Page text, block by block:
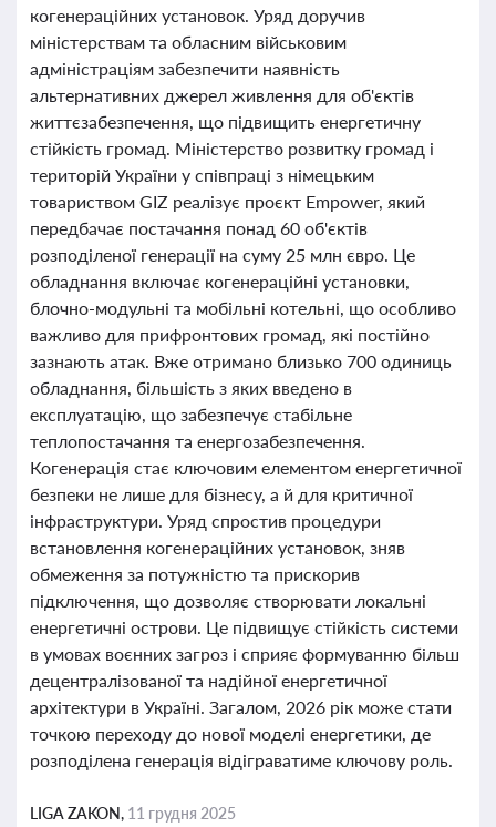
когенераційних установок. Уряд доручив
міністерствам та обласним військовим
адміністраціям забезпечити наявність
альтернативних джерел живлення для об'єктів
життєзабезпечення, що підвищить енергетичну
стійкість громад. Міністерство розвитку громад і
територій України у співпраці з німецьким
товариством GIZ реалізує проєкт Empower, який
передбачає постачання понад 60 об'єктів
розподіленої генерації на суму 25 млн євро. Це
обладнання включає когенераційні установки,
блочно-модульні та мобільні котельні, що особливо
важливо для прифронтових громад, які постійно
зазнають атак. Вже отримано близько 700 одиниць
обладнання, більшість з яких введено в
експлуатацію, що забезпечує стабільне
теплопостачання та енергозабезпечення.
Когенерація стає ключовим елементом енергетичної
безпеки не лише для бізнесу, а й для критичної
інфраструктури. Уряд спростив процедури
встановлення когенераційних установок, зняв
обмеження за потужністю та прискорив
підключення, що дозволяє створювати локальні
енергетичні острови. Це підвищує стійкість системи
в умовах воєнних загроз і сприяє формуванню більш
децентралізованої та надійної енергетичної
архітектури в Україні. Загалом, 2026 рік може стати
точкою переходу до нової моделі енергетики, де
розподілена генерація відіграватиме ключову роль.
LIGA ZAKON, 11 грудня 2025